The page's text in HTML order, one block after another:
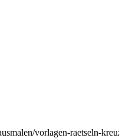
vorlagen-raetseln-